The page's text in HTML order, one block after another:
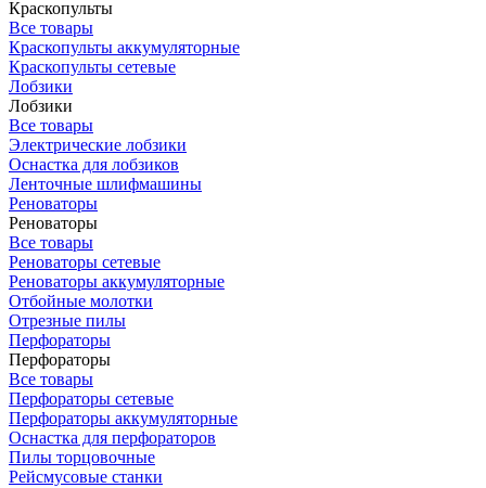
Краскопульты
Все товары
Краскопульты аккумуляторные
Краскопульты сетевые
Лобзики
Лобзики
Все товары
Электрические лобзики
Оснастка для лобзиков
Ленточные шлифмашины
Реноваторы
Реноваторы
Все товары
Реноваторы сетевые
Реноваторы аккумуляторные
Отбойные молотки
Отрезные пилы
Перфораторы
Перфораторы
Все товары
Перфораторы сетевые
Перфораторы аккумуляторные
Оснастка для перфораторов
Пилы торцовочные
Рейсмусовые станки